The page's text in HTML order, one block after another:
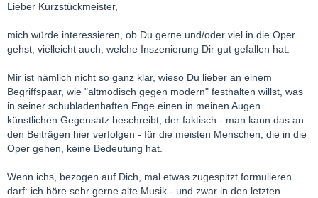
Lieber Kurzstückmeister,
mich würde interessieren, ob Du gerne und/oder viel in die Oper
gehst, vielleicht auch, welche Inszenierung Dir gut gefallen hat.
Mir ist nämlich nicht so ganz klar, wieso Du lieber an einem
Begriffspaar, wie "altmodisch gegen modern" festhalten willst, was
in seiner schubladenhaften Enge einen in meinen Augen
künstlichen Gegensatz beschreibt, der faktisch - man kann das an
den Beiträgen hier verfolgen - für die meisten Menschen, die in die
Oper gehen, keine Bedeutung hat.
Wenn ichs, bezogen auf Dich, mal etwas zugespitzt formulieren
darf: ich höre sehr gerne alte Musik - und zwar in den letzten